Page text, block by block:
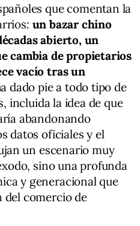
que comentan la
un bazar chino
abierto, un
cambia de propietarios
vacío tras un
dado pie a todo tipo de
incluida la idea de que
abandonando
datos oficiales y el
un escenario muy
sino una profunda
y generacional que
del comercio de